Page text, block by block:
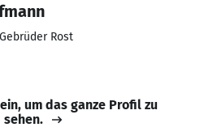
Rost
um das ganze Profil zu
sehen.